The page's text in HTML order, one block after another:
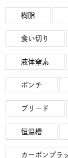
樹脂
食い切り
液体窒素
ポンチ
ブリード
恒温槽
カーボンブラ